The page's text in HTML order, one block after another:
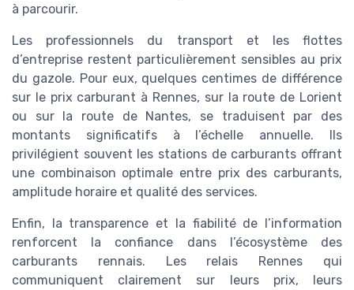
à parcourir.
Les professionnels du transport et les flottes
d’entreprise restent particulièrement sensibles au prix
du gazole. Pour eux, quelques centimes de différence
sur le prix carburant à Rennes, sur la route de Lorient
ou sur la route de Nantes, se traduisent par des
montants significatifs à l’échelle annuelle. Ils
privilégient souvent les stations de carburants offrant
une combinaison optimale entre prix des carburants,
amplitude horaire et qualité des services.
Enfin, la transparence et la fiabilité de l’information
renforcent la confiance dans l’écosystème des
carburants rennais. Les relais Rennes qui
communiquent clairement sur leurs prix, leurs